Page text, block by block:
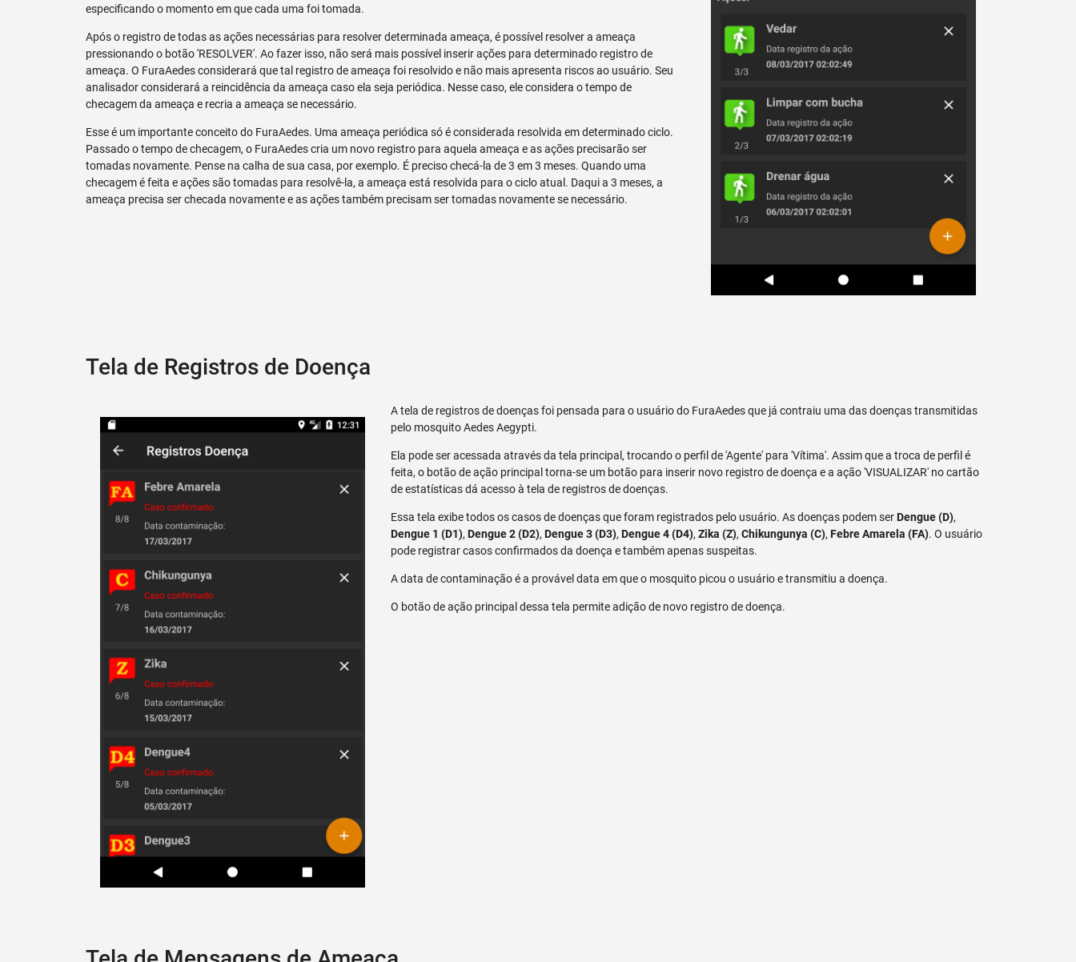
especificando o momento em que cada uma foi tomada.
Após o registro de todas as ações necessárias para resolver determinada ameaça, é possível resolver a ameaça
pressionando o botão 'RESOLVER'. Ao fazer isso, não será mais possível inserir ações para determinado registro de
ameaça. O FuraAedes considerará que tal registro de ameaça foi resolvido e não mais apresenta riscos ao usuário. Seu
analisador considerará a reincidência da ameaça caso ela seja periódica. Nesse caso, ele considera o tempo de
checagem da ameaça e recria a ameaça se necessário.
Esse é um importante conceito do FuraAedes. Uma ameaça periódica só é considerada resolvida em determinado ciclo.
Passado o tempo de checagem, o FuraAedes cria um novo registro para aquela ameaça e as ações precisarão ser
tomadas novamente. Pense na calha de sua casa, por exemplo. É preciso checá-la de 3 em 3 meses. Quando uma
checagem é feita e ações são tomadas para resolvê-la, a ameaça está resolvida para o ciclo atual. Daqui a 3 meses, a
ameaça precisa ser checada novamente e as ações também precisam ser tomadas novamente se necessário.
Tela de Registros de Doença
A tela de registros de doenças foi pensada para o usuário do FuraAedes que já contraiu uma das doenças transmitidas
pelo mosquito Aedes Aegypti.
Ela pode ser acessada através da tela principal, trocando o perfil de 'Agente' para 'Vítima'. Assim que a troca de perfil é
feita, o botão de ação principal torna-se um botão para inserir novo registro de doença e a ação 'VISUALIZAR' no cartão
de estatísticas dá acesso à tela de registros de doenças.
Essa tela exibe todos os casos de doenças que foram registrados pelo usuário. As doenças podem serDengue (D),
Dengue 1 (D1),Dengue 2 (D2),Dengue 3 (D3),Dengue 4 (D4),Zika (Z),Chikungunya (C),Febre Amarela (FA). O usuário
pode registrar casos confirmados da doença e também apenas suspeitas.
A data de contaminação é a provável data em que o mosquito picou o usuário e transmitiu a doença.
O botão de ação principal dessa tela permite adição de novo registro de doença.